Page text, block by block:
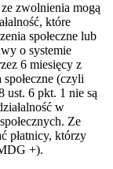
zwolnienia mogą
które
społeczne lub
o systemie
6 miesięcy z
społeczne (czyli
ust. 6 pkt. 1 nie są
w
Ze
płatnicy, którzy
+).